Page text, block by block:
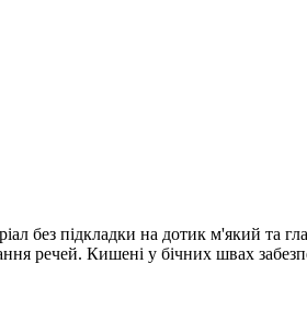
без підкладки на дотик м'який та
речей. Кишені у бічних швах